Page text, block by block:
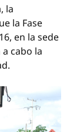
la
la Fase
en la sede
cabo la